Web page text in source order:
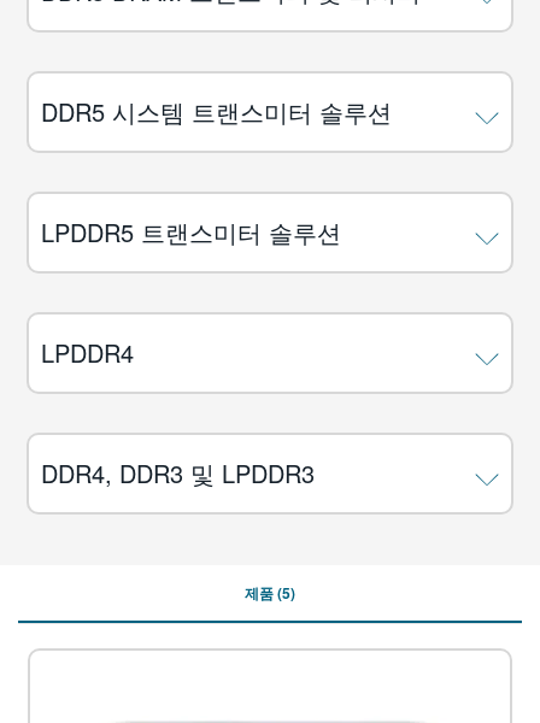
DDR5 시스템 트랜스미터 솔루션
LPDDR5 트랜스미터 솔루션
LPDDR4
DDR4, DDR3 및 LPDDR3
제품(5)